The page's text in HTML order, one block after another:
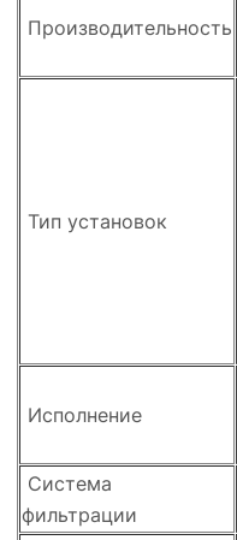
Производительность
Тип установок
Исполнение
Система
фильтрации